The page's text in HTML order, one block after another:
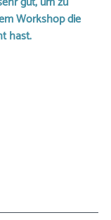
Workshop die
hast.